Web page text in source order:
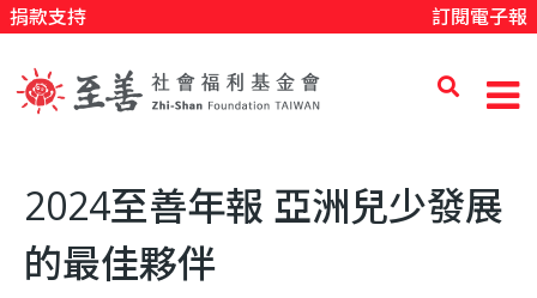
主
捐款支持 訂閱電子報
至
善
2024至善年報 亞洲兒少發展
的最佳夥伴